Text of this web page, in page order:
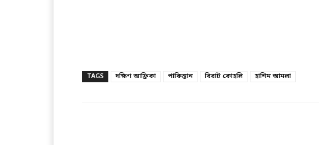
TAGS দক্ষিণ আফ্রিকা পাকিস্তান বিরাট কোহলি হাশিম আমলা